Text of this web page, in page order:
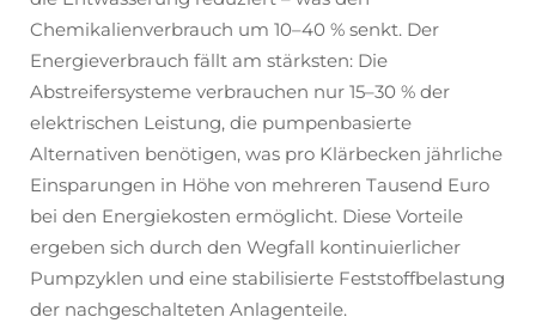
Chemikalienverbrauch um 10–40 % senkt. Der
Energieverbrauch fällt am stärksten: Die
Abstreifersysteme verbrauchen nur 15–30 % der
elektrischen Leistung, die pumpenbasierte
Alternativen benötigen, was pro Klärbecken jährliche
Einsparungen in Höhe von mehreren Tausend Euro
bei den Energiekosten ermöglicht. Diese Vorteile
ergeben sich durch den Wegfall kontinuierlicher
Pumpzyklen und eine stabilisierte Feststoffbelastung
der nachgeschalteten Anlagenteile.